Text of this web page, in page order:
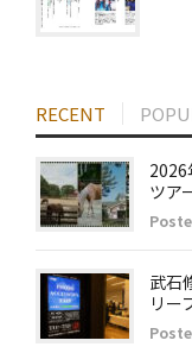
RECENT
2026
ツア
武石
リー